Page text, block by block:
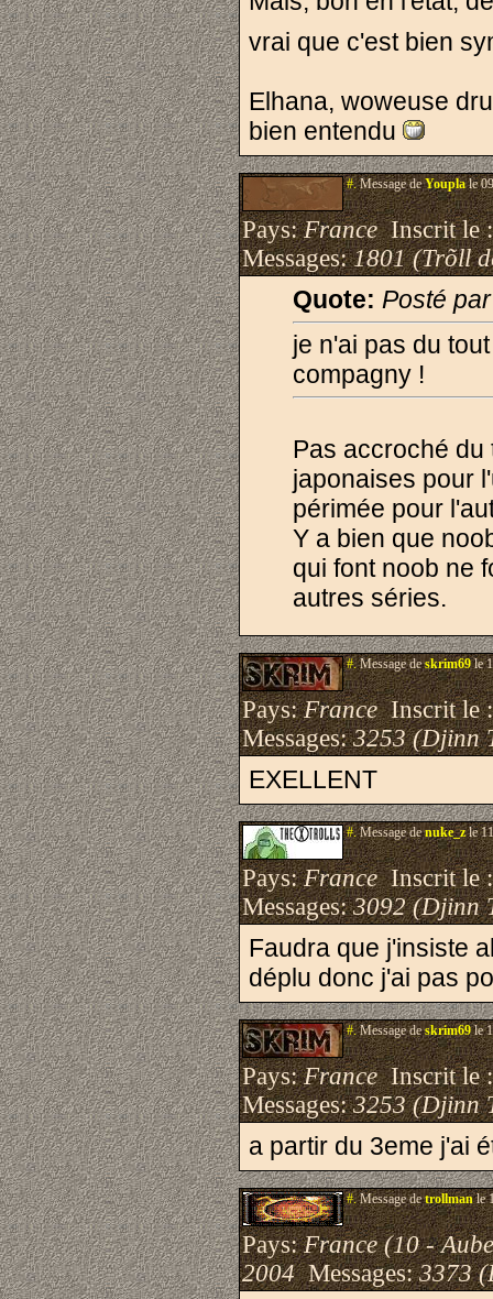
vrai que c'est bien
Elhana, woweuse
bien entendu
#.Message deYouplale
Pays:FranceInscrit le
Messages:1801 (Trõll
Quote: Posté
je n'ai pas du
compagny !
Pas accroché du
japonaises pour
périmée pour
Y a bien que
qui font noob ne
autres séries.
#.Message deskrim69le
Pays:FranceInscrit le
Messages:3253 (Djinn
EXELLENT
#.Message denuke_zle
Pays:FranceInscrit le
Messages:3092 (Djinn
Faudra que j'insiste
déplu donc j'ai pas
#.Message deskrim69le
Pays:FranceInscrit le
Messages:3253 (Djinn
a partir du 3eme j'ai
#.Message detrollmanle
Pays:France (10 -
2004Messages:3373